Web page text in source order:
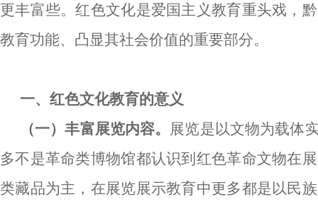
更丰富些。红色文化是爱国主义教育重头戏，
教育功能、凸显其社会价值的重要部分。
一、红色文化教育的意义
（一）丰富展览内容。 展览是以文物为载体
多不是革命类博物馆都认识到红色革命文物在
类藏品为主，在展览展示教育中更多都是以民